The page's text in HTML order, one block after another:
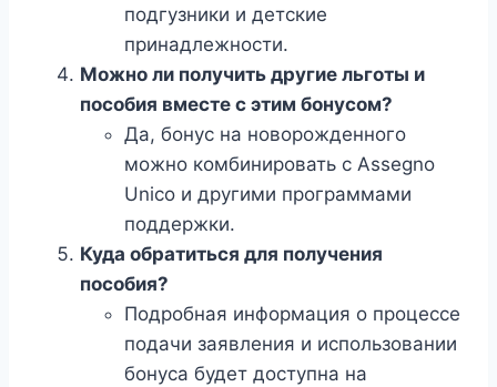
подгузники и детские
принадлежности.
Можно ли получить другие льготы и
пособия вместе с этим бонусом?
Да, бонус на новорожденного
можно комбинировать с Assegno
Unico и другими программами
поддержки.
Куда обратиться для получения
пособия?
Подробная информация о процессе
подачи заявления и использовании
бонуса будет доступна на